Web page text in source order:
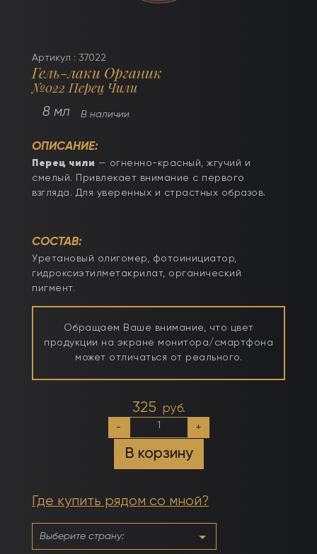
Артикул : 37022
Гель-лаки Органик
№022 Перец Чили
8 мл В наличии
ОПИСАНИЕ:
Перец чили — огненно-красный, жгучий и
смелый. Привлекает внимание с первого
взгляда. Для уверенных и страстных образов.
СОСТАВ:
Уретановый олигомер, фотоинициатор,
гидроксиэтилметакрилат, органический
пигмент.
Обращаем Ваше внимание, что цвет
продукции на экране монитора/смартфона
может отличаться от реального.
325 руб.
Количество
Перец
Чили
- +
В корзину
Где купить рядом со мной?